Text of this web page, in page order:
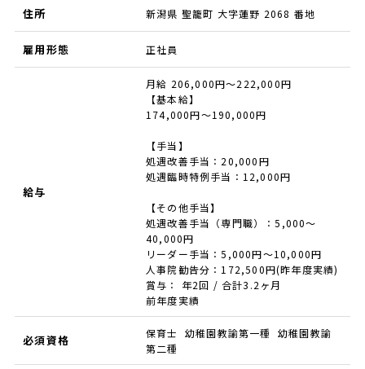
住所 新潟県 聖籠町 大字蓮野 2068 番地
雇用形態 正社員
給与
月給 206,000円～222,000円
【基本給】
174,000円～190,000円
【手当】
処遇改善手当：20,000円
処遇臨時特例手当：12,000円
【その他手当】
処遇改善手当（専門職）：5,000～
40,000円
リーダー手当：5,000円～10,000円
人事院勧告分：172,500円(昨年度実績)
賞与： 年2回 / 合計3.2ヶ月
前年度実績
必須資格
保育士 幼稚園教諭第一種 幼稚園教諭
第二種